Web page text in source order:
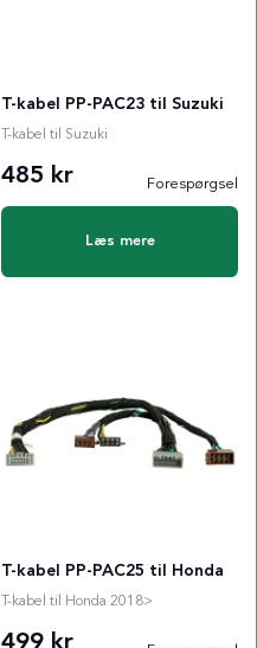
T-kabel PP-PAC23 til Suzuki
T-kabel til Suzuki
485 kr Forespørgsel
Læs mere
T-kabel PP-PAC25 til Honda
T-kabel til Honda 2018>
499 kr